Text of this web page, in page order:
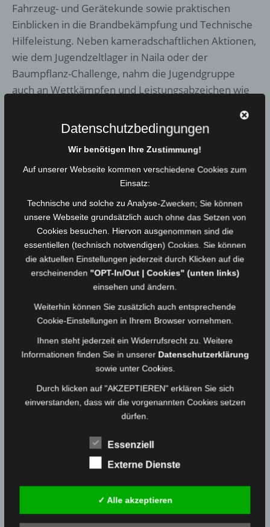
Fahrzeug- und Gerätekunde sowie praktischen
Einblicken in die Brandbekämpfung und Technische
Hilfeleistung. Neben kameradschaftlichen Aktionen,
wie dem Jugendzeltlager in Naila oder der
Baumpflanz-Challenge, nahm die Jugendgruppe
auch an Wettkämpfen und Leistungsabzeichen wie
der Jugendflamme teil. Zum 31.12.2025 bestand die
Jugendgruppe aus 12 Jugendlichen, die insgesamt
120 ehrenamtliche Stunden ableisteten.
Bei den Neuwahlen wurden Leon Fickenscher als
Jugendsprecher, Tim Weitermann als Stellvertreter
und Maximilian Kehl als Kassenwart erneut gewählt.
Kassenprüfer sind Max Dölz und Eileen Gebhardt.
Für 2026 stellte die Jugendwartin bereits neue
Highlights in Aussicht, darunter die Teilnahme an
der Leistungsspange der Deutschen
Berufsfeuerwehrtag.
großes Engagement gedankt, besonders für die
Datenschutzbedingungen
Wir benötigen Ihre Zustimmung!
Auf unserer Webseite kommen verschiedene Cookies zum
Einsatz:
Technische und solche zu Analyse-Zwecken; Sie können
unsere Webseite grundsätzlich auch ohne das Setzen von
Cookies besuchen. Hiervon ausgenommen sind die
essentiellen (technisch notwendigen) Cookies. Sie können
die aktuellen Einstellungen jederzeit durch Klicken auf die
erscheinenden "OPT-In/Out | Cookies" (unten links)
einsehen und ändern.
Weiterhin können Sie zusätzlich auch entsprechende
Cookie-Einstellungen in Ihrem Browser vornehmen.
Ihnen steht jederzeit ein Widerrufsrecht zu. Weitere
Informationen finden Sie in unserer Datenschutzerklärung
sowie unter Cookies.
Durch klicken auf "AKZEPTIEREN" erklären Sie sich
einverstanden, dass wir die vorgenannten Cookies setzen
dürfen.
Essenziell
Externe Dienste
✓ Alle akzeptieren